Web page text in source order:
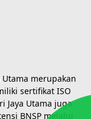
Utama merupakan
sertifikat ISO
Jaya Utama juga
BNSP melalui